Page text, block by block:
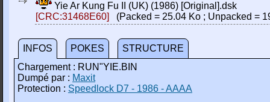
Yie Ar Kung Fu II (UK) (1986) [Original].dsk
[CRC:31468E60]
(Packed = 25.04 Ko ; Unpacked =
INFOS POKES
STRUCTURE
Chargement : RUN"YIE.BIN
Dumpé par : Maxit
Protection : Speedlock D7 - 1986 - AAAA